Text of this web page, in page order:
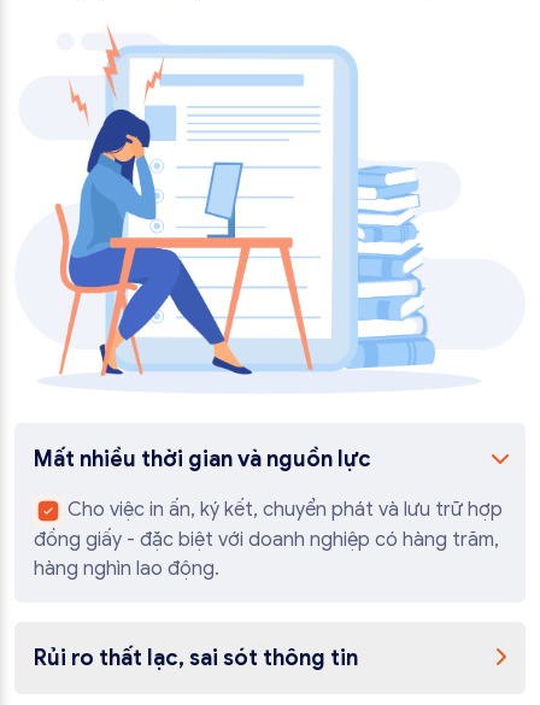
Mất nhiều thời gian và nguồn lực
Cho việc in ấn, ký kết, chuyển phát và lưu trữ hợp
đồng giấy - đặc biệt với doanh nghiệp có hàng trăm,
hàng nghìn lao động.
Rủi ro thất lạc, sai sót thông tin